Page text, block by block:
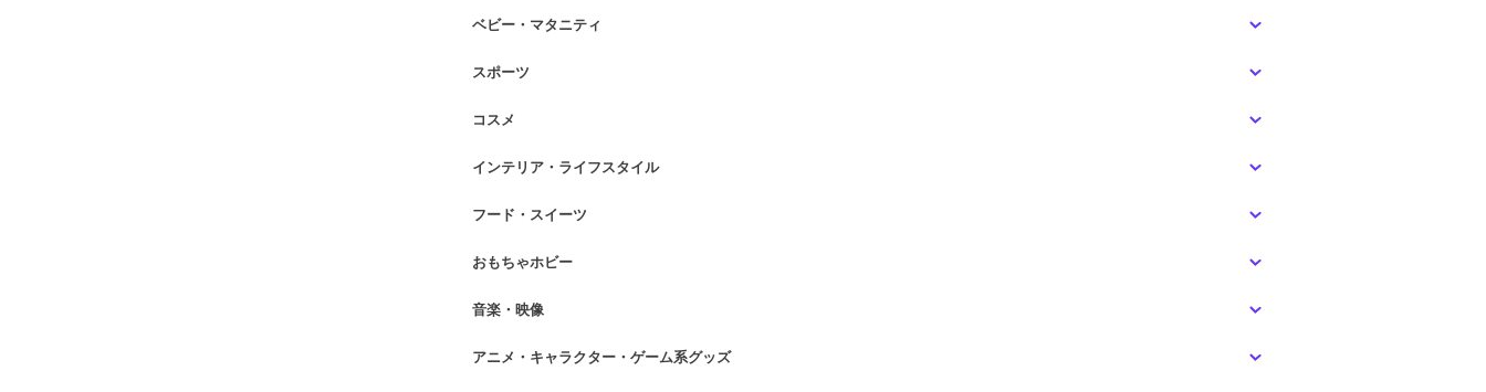
ベビー・マタニティ
スポーツ
コスメ
インテリア・ライフスタイル
フード・スイーツ
おもちゃホビー
音楽・映像
アニメ・キャラクター・ゲーム系グッズ